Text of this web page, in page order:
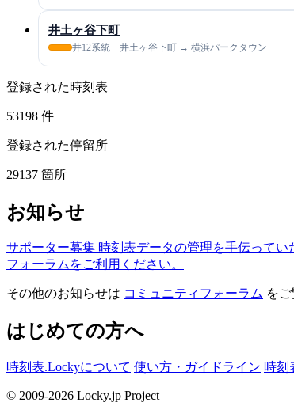
井土ヶ谷下町
井12系統 井土ヶ谷下町 → 横浜パークタウン
登録された時刻表
53198 件
登録された停留所
29137 箇所
お知らせ
サポーター募集 時刻表データの管理を手伝ってい
フォーラムをご利用ください。
その他のお知らせは コミュニティフォーラム をご
はじめての方へ
時刻表.Lockyについて 使い方・ガイドライン 時刻
© 2009-2026 Locky.jp Project